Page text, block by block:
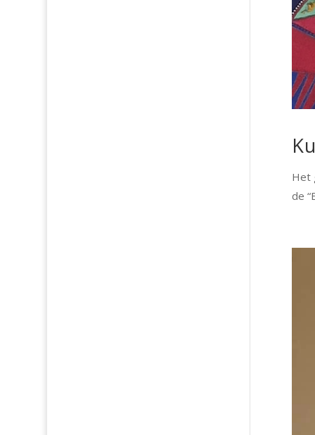
Het
de